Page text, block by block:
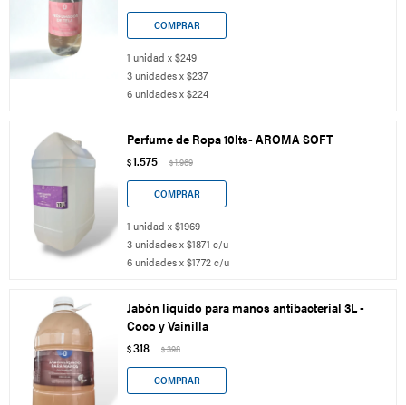
1 unidad x $249
3 unidades x $237
6 unidades x $224
Perfume de Ropa 10lts- AROMA SOFT
$1.575 $1.969
1 unidad x $1969
3 unidades x $1871 c/u
6 unidades x $1772 c/u
Jabón liquido para manos antibacterial 3L -
Coco y Vainilla
$318 $398